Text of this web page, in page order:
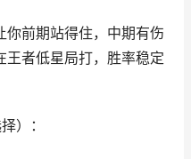
你前期站得住，中期有伤
王者低星局打，胜率稳定
）：